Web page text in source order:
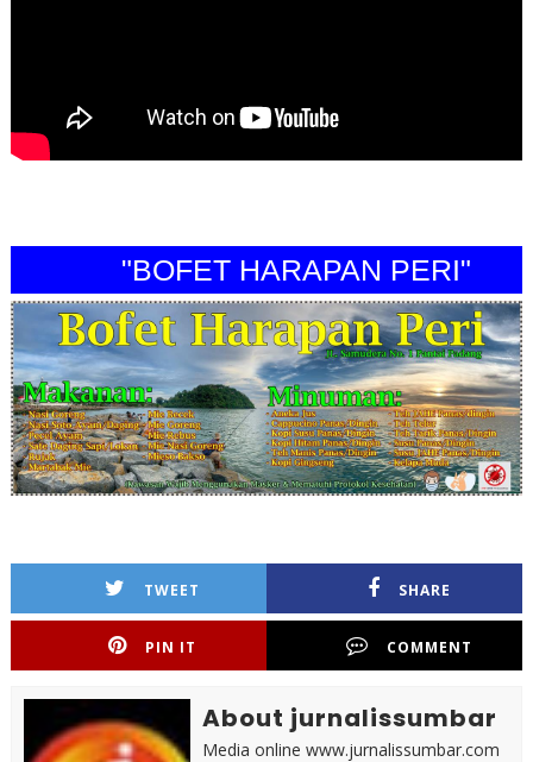
"BOFET HARAPAN PERI"
TWEET SHARE
PIN IT COMMENT
About jurnalissumbar
Media online www.jurnalissumbar.com